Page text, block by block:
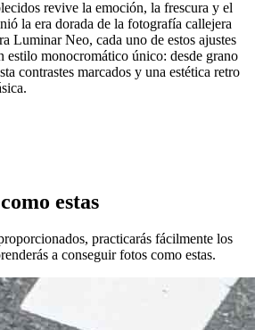
revive la emoción, la frescura y el
la era dorada de la fotografía callejera
Luminar Neo, cada uno de estos ajustes
estilo monocromático único: desde grano
contrastes marcados y una estética retro
estas
practicarás fácilmente los
a conseguir fotos como estas.